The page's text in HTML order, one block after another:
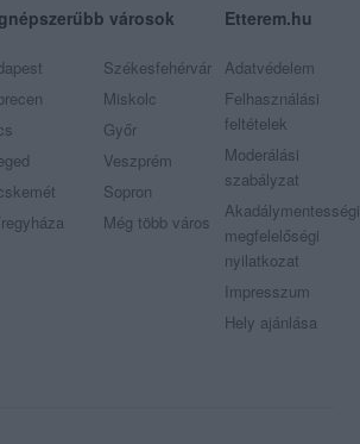
városok
Székesfehérvár
Miskolc
Győr
Veszprém
Sopron
Még több város
Etterem.hu
Adatvédelem
Felhasználási
feltételek
Moderálási
szabályzat
Akadálymentességi
megfelelőségi
nyilatkozat
Impresszum
Hely ajánlása